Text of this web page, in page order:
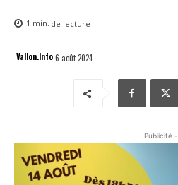
1 min. de lecture
Vallon.Info6 août 2024
- Publicité -